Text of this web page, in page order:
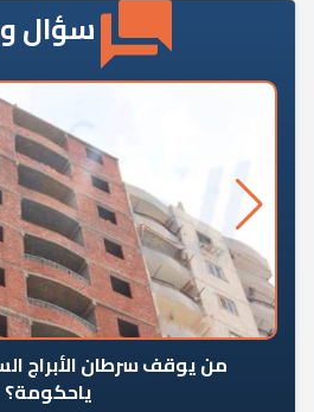
سؤال
من يوقف سرطان الأبراج
ياحكومة؟